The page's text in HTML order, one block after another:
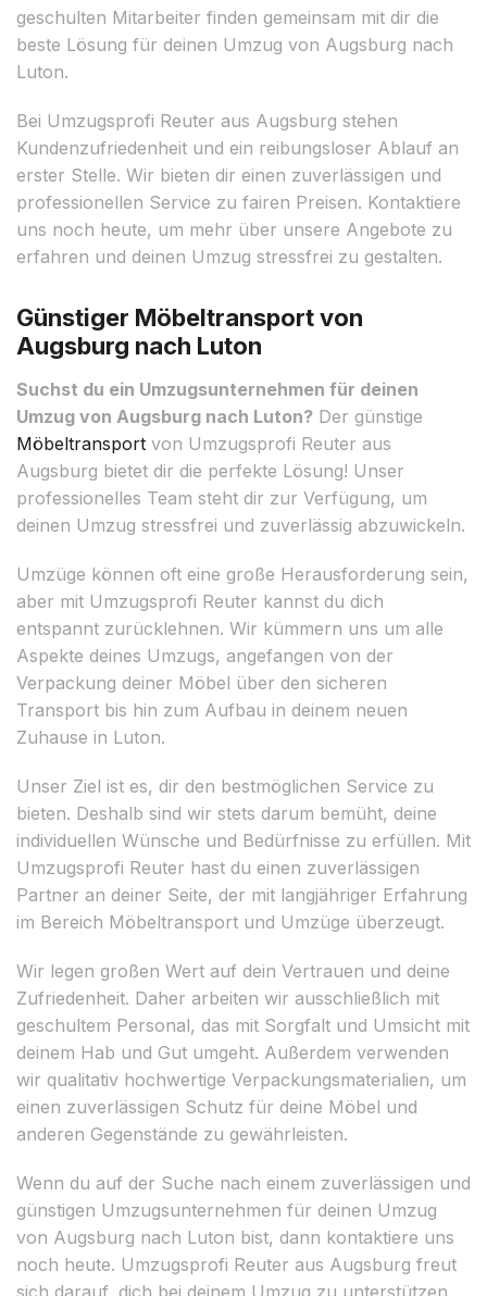
geschulten Mitarbeiter finden gemeinsam mit dir die
beste Lösung für deinen Umzug von Augsburg nach
Luton.
Bei Umzugsprofi Reuter aus Augsburg stehen
Kundenzufriedenheit und ein reibungsloser Ablauf an
erster Stelle. Wir bieten dir einen zuverlässigen und
professionellen Service zu fairen Preisen. Kontaktiere
uns noch heute, um mehr über unsere Angebote zu
erfahren und deinen Umzug stressfrei zu gestalten.
Günstiger Möbeltransport von
Augsburg nach Luton
Suchst du ein Umzugsunternehmen für deinen
Umzug von Augsburg nach Luton? Der günstige
Möbeltransport von Umzugsprofi Reuter aus
Augsburg bietet dir die perfekte Lösung! Unser
professionelles Team steht dir zur Verfügung, um
deinen Umzug stressfrei und zuverlässig abzuwickeln.
Umzüge können oft eine große Herausforderung sein,
aber mit Umzugsprofi Reuter kannst du dich
entspannt zurücklehnen. Wir kümmern uns um alle
Aspekte deines Umzugs, angefangen von der
Verpackung deiner Möbel über den sicheren
Transport bis hin zum Aufbau in deinem neuen
Zuhause in Luton.
Unser Ziel ist es, dir den bestmöglichen Service zu
bieten. Deshalb sind wir stets darum bemüht, deine
individuellen Wünsche und Bedürfnisse zu erfüllen. Mit
Umzugsprofi Reuter hast du einen zuverlässigen
Partner an deiner Seite, der mit langjähriger Erfahrung
im Bereich Möbeltransport und Umzüge überzeugt.
Wir legen großen Wert auf dein Vertrauen und deine
Zufriedenheit. Daher arbeiten wir ausschließlich mit
geschultem Personal, das mit Sorgfalt und Umsicht mit
deinem Hab und Gut umgeht. Außerdem verwenden
wir qualitativ hochwertige Verpackungsmaterialien, um
einen zuverlässigen Schutz für deine Möbel und
anderen Gegenstände zu gewährleisten.
Wenn du auf der Suche nach einem zuverlässigen und
günstigen Umzugsunternehmen für deinen Umzug
von Augsburg nach Luton bist, dann kontaktiere uns
noch heute. Umzugsprofi Reuter aus Augsburg freut
sich darauf, dich bei deinem Umzug zu unterstützen